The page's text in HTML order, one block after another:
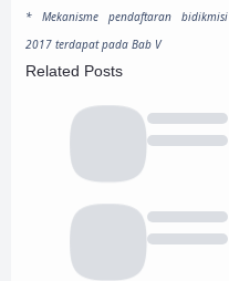
* Mekanisme pendaftaran bidikmisi
2017 terdapat pada Bab V
Related Posts